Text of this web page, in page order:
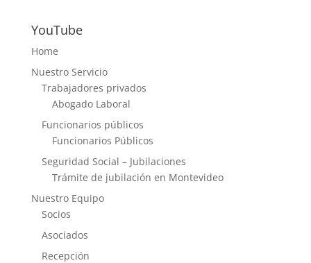
YouTube
Home
Nuestro Servicio
Trabajadores privados
Abogado Laboral
Funcionarios públicos
Funcionarios Públicos
Seguridad Social – Jubilaciones
Trámite de jubilación en Montevideo
Nuestro Equipo
Socios
Asociados
Recepción